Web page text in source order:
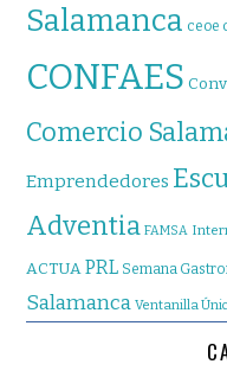
Salamanca ceoe
CONFAES
Comercio
Emprendedores
Adventia FAMSA
ACTUA PRL Semana
Salamanca Ventanilla